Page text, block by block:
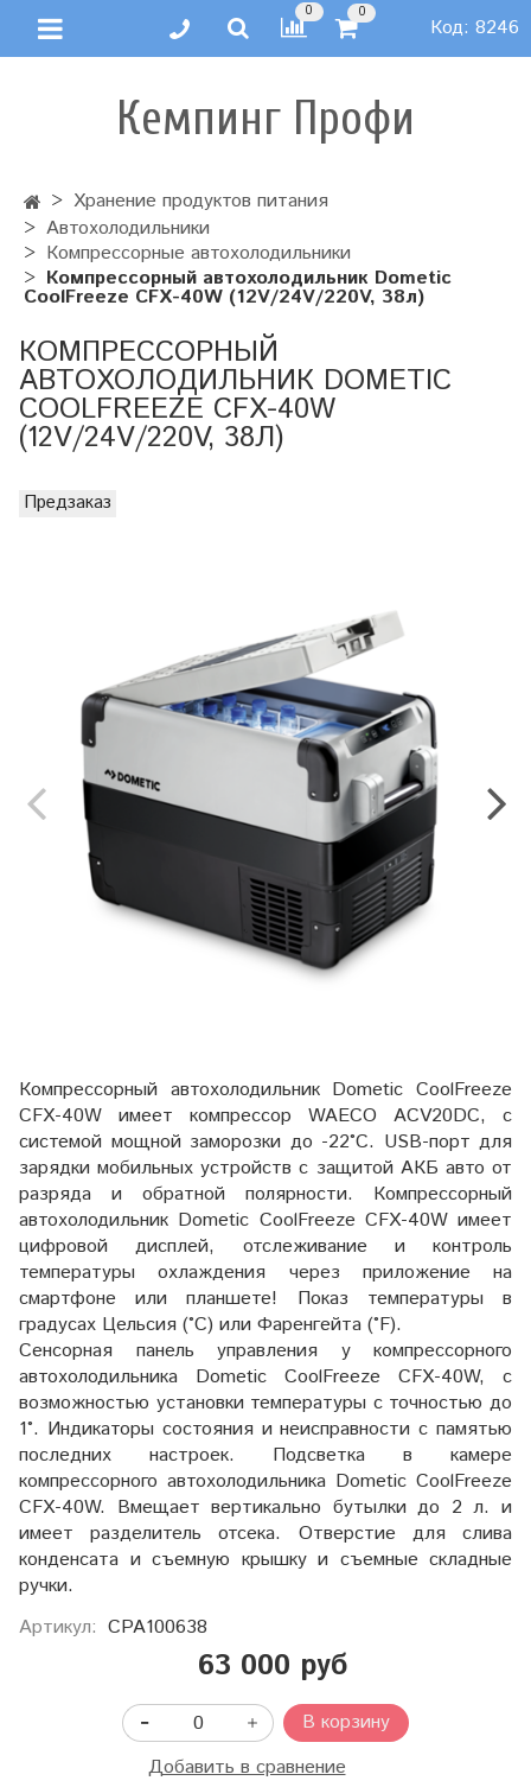
0 0
Код: 8246
Кемпинг Профи
Хранение продуктов питания
Автохолодильники
Компрессорные автохолодильники
Компрессорный автохолодильник Dometic
CoolFreeze CFX-40W (12V/24V/220V, 38л)
КОМПРЕССОРНЫЙ
АВТОХОЛОДИЛЬНИК DOMETIC
COOLFREEZE CFX-40W
(12V/24V/220V, 38Л)
Предзаказ
Компрессорный автохолодильник Dometic CoolFreeze
CFX-40W имеет компрессор WAECO ACV20DC, с
системой мощной заморозки до -22°С. USB-порт для
зарядки мобильных устройств с защитой АКБ авто от
разряда и обратной полярности. Компрессорный
автохолодильник Dometic CoolFreeze CFX-40W имеет
цифровой дисплей, отслеживание и контроль
температуры охлаждения через приложение на
смартфоне или планшете! Показ температуры в
градусах Цельсия (°С) или Фаренгейта (°F).
Сенсорная панель управления у компрессорного
автохолодильника Dometic CoolFreeze CFX-40W, с
возможностью установки температуры с точностью до
1°. Индикаторы состояния и неисправности с памятью
последних настроек. Подсветка в камере
компрессорного автохолодильника Dometic CoolFreeze
CFX-40W. Вмещает вертикально бутылки до 2 л. и
имеет разделитель отсека. Отверстие для слива
конденсата и съемную крышку и съемные складные
ручки.
Артикул: CPA100638
63 000 руб
В корзину
Добавить в сравнение